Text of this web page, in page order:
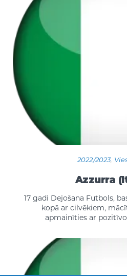
2022/2023,
Azzurra
17 gadi Dejošana Futbols,
kopā ar cilvēkiem,
apmainīties ar